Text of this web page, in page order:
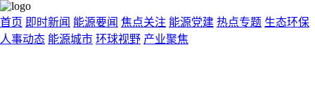
首页 即时新闻 能源要闻 焦点关注 能源党建 热点专题 生态环保
人事动态 能源城市 环球视野 产业聚焦